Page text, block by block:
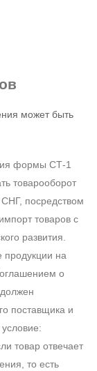
может быть
формы СТ-1
товарооборот
посредством
товаров с
развития.
продукции на
о
поставщика и
товар отвечает
то есть